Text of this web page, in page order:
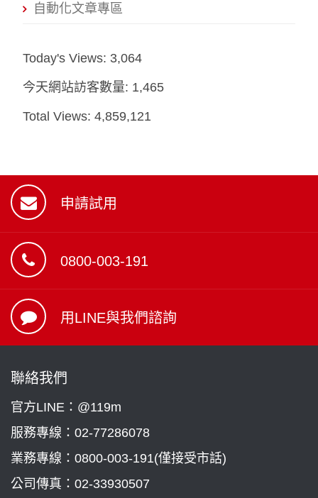
自動化文章專區
Today's Views: 3,064
今天網站訪客數量: 1,465
Total Views:4,859,121
申請試用
0800-003-191
用LINE與我們諮詢
聯絡我們
官方LINE：@119m
服務專線： 02-77286078
業務專線： 0800-003-191(僅接受市話)
公司傳真：02-33930507